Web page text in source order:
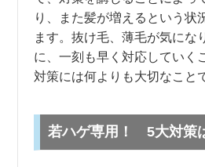
り、また髪が増えるという状
ます。抜け毛、薄毛が気にな
に、一刻も早く対応していく
対策には何よりも大切なこと
若ハゲ専用！ 5大対策